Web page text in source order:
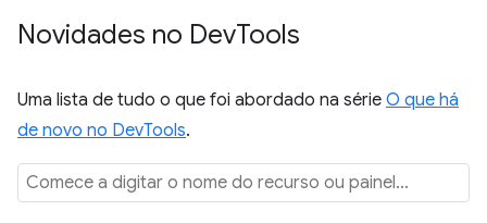
Novidades no DevTools
Uma lista de tudo o que foi abordado na série O que há
de novo no DevTools.